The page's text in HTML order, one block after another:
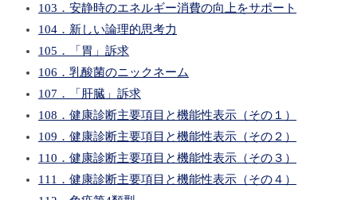
103．安静時のエネルギー消費の向上をサポート
104．新しい論理的思考力
105．「胃」訴求
106．乳酸菌のニックネーム
107．「肝臓」訴求
108．健康診断主要項目と機能性表示（その１）
109．健康診断主要項目と機能性表示（その２）
110．健康診断主要項目と機能性表示（その３）
111．健康診断主要項目と機能性表示（その４）